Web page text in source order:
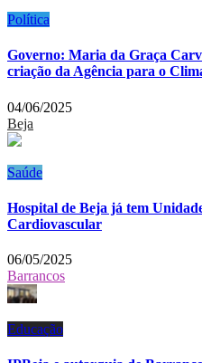
Política
Governo: Maria da Graça
criação da Agência para o
04/06/2025
Beja
Saúde
Hospital de Beja já tem
Cardiovascular
06/05/2025
Barrancos
Educação